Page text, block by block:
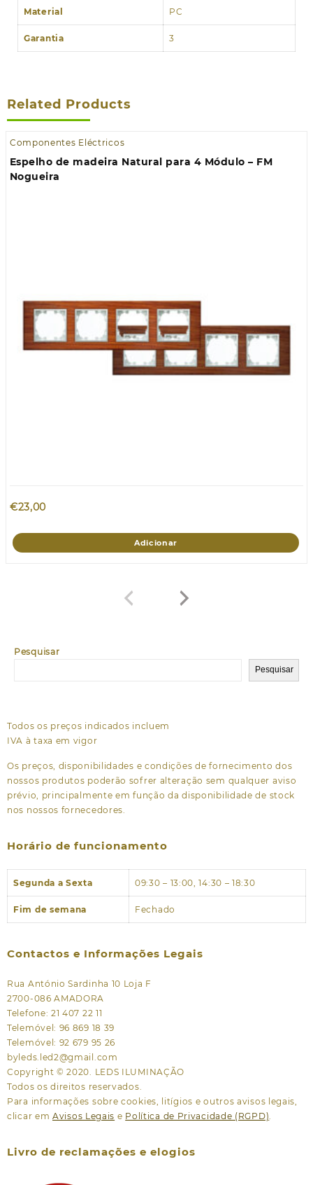
Pesquisar
Pesquisar
Material PC
Garantia 3
Related Products
Componentes Eléctricos
Espelho de madeira Natural para 4 Módulo – FM
Nogueira
€23,00
Adicionar
Todos os preços indicados incluem
IVA à taxa em vigor
Os preços, disponibilidades e condições de fornecimento dos
nossos produtos poderão sofrer alteração sem qualquer aviso
prévio, principalmente em função da disponibilidade de stock
nos nossos fornecedores.
Horário de funcionamento
Segunda a Sexta 09:30 – 13:00, 14:30 – 18:30
Fim de semana Fechado
Contactos e Informações Legais
Rua António Sardinha 10 Loja F
2700-086 AMADORA
Telefone: 21 407 22 11
Telemóvel: 96 869 18 39
Telemóvel: 92 679 95 26
byleds.led2@gmail.com
Copyright © 2020. LEDS ILUMINAÇÃO
Todos os direitos reservados.
Para informações sobre cookies, litígios e outros avisos legais,
clicar em Avisos Legais e Política de Privacidade (RGPD).
Livro de reclamações e elogios